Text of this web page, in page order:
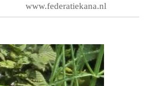
www.federatiekana.nl